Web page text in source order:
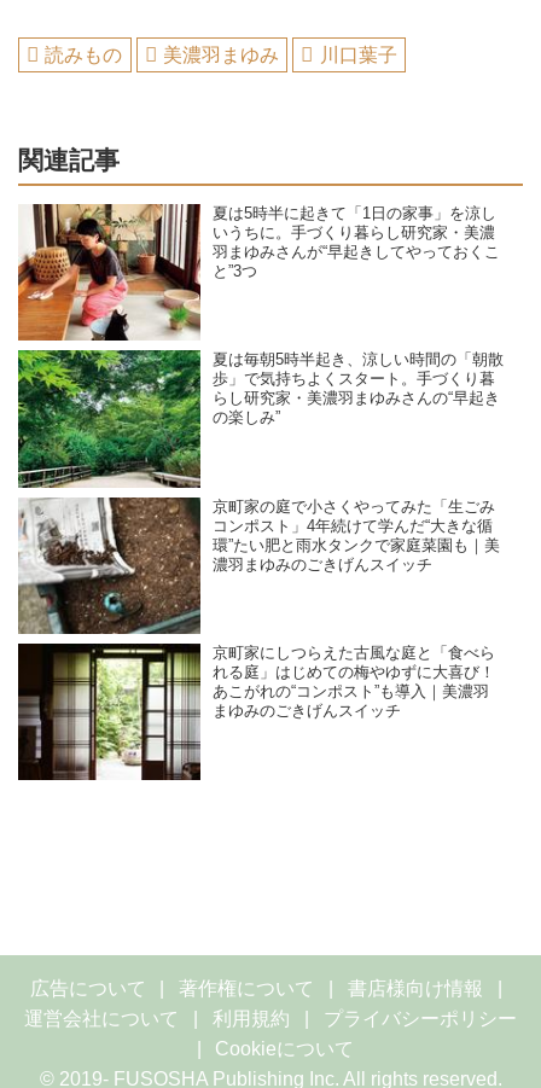
読みもの 美濃羽まゆみ 川口葉子
関連記事
夏は5時半に起きて「1日の家事」を涼し
いうちに。手づくり暮らし研究家・美濃
羽まゆみさんが“早起きしてやっておくこ
と”3つ
夏は毎朝5時半起き、涼しい時間の「朝散
歩」で気持ちよくスタート。手づくり暮
らし研究家・美濃羽まゆみさんの“早起き
の楽しみ”
京町家の庭で小さくやってみた「生ごみ
コンポスト」4年続けて学んだ“大きな循
環”たい肥と雨水タンクで家庭菜園も｜美
濃羽まゆみのごきげんスイッチ
京町家にしつらえた古風な庭と「食べら
れる庭」はじめての梅やゆずに大喜び！
あこがれの“コンポスト”も導入｜美濃羽
まゆみのごきげんスイッチ
広告について 著作権について
書店様向け情報
運営会社について
利用規約
プライバシーポリシー
Cookieについて
© 2019- FUSOSHA Publishing Inc. All rights reserved.